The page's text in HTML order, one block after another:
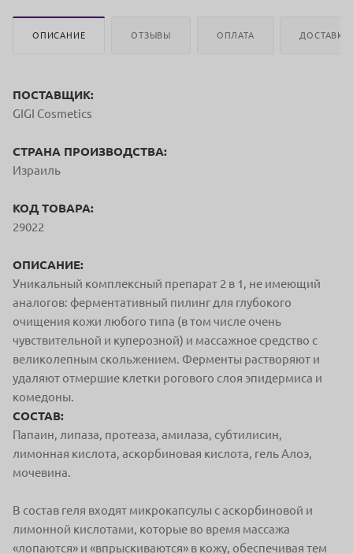
ОПИСАНИЕ ОТЗЫВЫ ОПЛАТА ДОСТАВКА
ПОСТАВЩИК:
GIGI Cosmetics
СТРАНА ПРОИЗВОДСТВА:
Израиль
КОД ТОВАРА:
29022
ОПИСАНИЕ:
Уникальный комплексный препарат 2 в 1, не имеющий
аналогов: ферментативный пилинг для глубокого
очищения кожи любого типа (в том числе очень
чувствительной и куперозной) и массажное средство с
великолепным скольжением. Ферменты растворяют и
удаляют отмершие клетки рогового слоя эпидермиса и
комедоны.
СОСТАВ:
Папаин, липаза, протеаза, амилаза, субтилисин,
лимонная кислота, аскорбиновая кислота, гель Алоэ,
мочевина.
В состав геля входят микрокапсулы с аскорбиновой и
лимонной кислотами, которые во время массажа
«лопаются» и «впрыскиваются» в кожу, обеспечивая тем